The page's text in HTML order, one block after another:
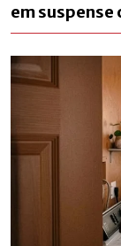
em suspense